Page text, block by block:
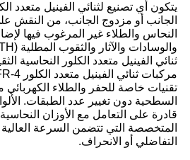
يتكون أي تصنيع لثنائي الفينيل متعدد
الجانب أو مزدوج الجانب، من النقش
النحاس والطلاء غير المرغوب فيها
ثنائي الفينيل متعدد الكلور النحاسية
تقنيات خاصة للحفر والطلاء
السطحية دون تغيير عدد الطبقات.
قادرة على التعامل مع الأوزان
المتخصصة التي تتضمن السرعة العالية
التفاضلي أو الانحراف.